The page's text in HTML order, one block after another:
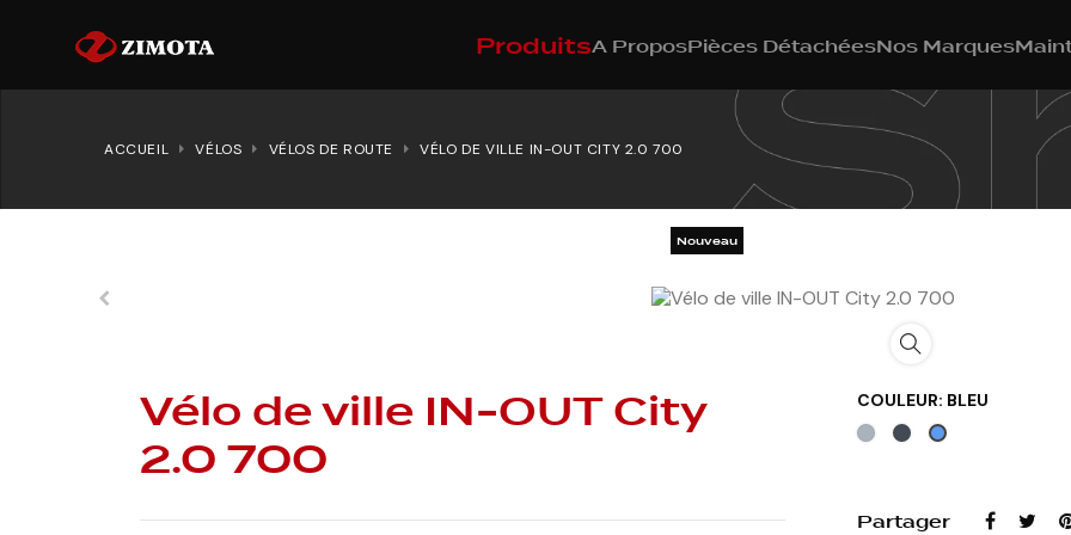
ProduitsA ProposPièces DétachéesNos Marques
ACCUEIL VÉLOS VÉLOS DE ROUTE VÉLO DE VILLE IN-OUT CITY 2.0 700
Nouveau
Vélo de ville IN-OUT City
2.0 700
COULEUR: BLEU
Gris NoirBleu
Partager